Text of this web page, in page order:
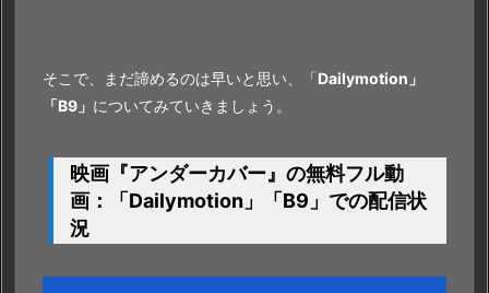
そこで、まだ諦めるのは早いと思い、「 Dailymotion」
「B9」 についてみていきましょう。
映画『アンダーカバー』の無料フル動
画：「 Dailymotion」「B9」 での配信状
況